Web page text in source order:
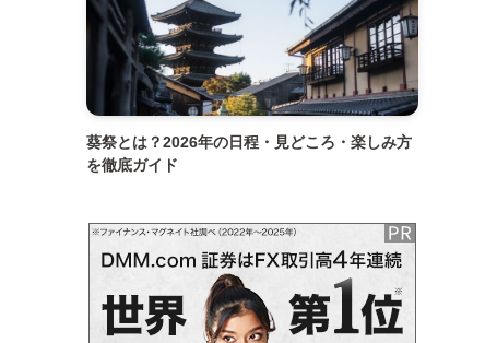
葵祭とは？2026年の日程・見どころ・楽しみ方
を徹底ガイド